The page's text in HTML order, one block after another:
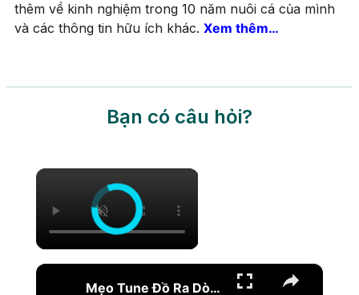
thêm về kinh nghiệm trong 10 năm nuôi cá của mình
và các thông tin hữu ích khác. Xem thêm…
Bạn có câu hỏi?
×
×
Mẹo Tune Đồ Ra Dòng Cam Đúng Lưu Phái | Hiệu Chỉnh Trang Bị Chuẩn Cho Where Winds Meet